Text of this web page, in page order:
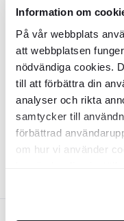
Information om
På vår webbplats
att webbplatsen
nödvändiga cookies.
till att förbättra din
analyser och rikta
samtycker till
förbättrad
om hur vi använder
Lysegrå
KlinkerHeirloomLysegrå Mat
cm
KLPM6610
Overflade:Matt
Rund
Materiale:
369DKK/m2
502DKK/m 2-26%
TILFØJ TIL